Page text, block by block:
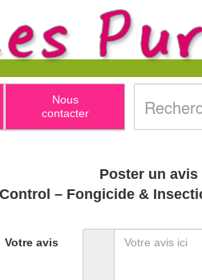
Nous
contacter
Poster un
– Fongicide &
Votre avis